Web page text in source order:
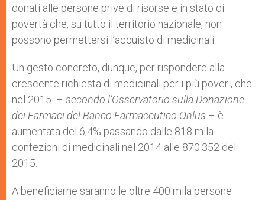
donati alle persone prive di risorse e in stato di
povertà che, su tutto il territorio nazionale, non
possono permettersi l’acquisto di medicinali.
Un gesto concreto, dunque, per rispondere alla
crescente richiesta di medicinali per i più poveri, che
nel 2015 – secondo l’Osservatorio sulla Donazione
dei Farmaci del Banco Farmaceutico Onlus – è
aumentata del 6,4% passando dalle 818 mila
confezioni di medicinali nel 2014 alle 870.352 del
2015.
A beneficiarne saranno le oltre 400 mila persone